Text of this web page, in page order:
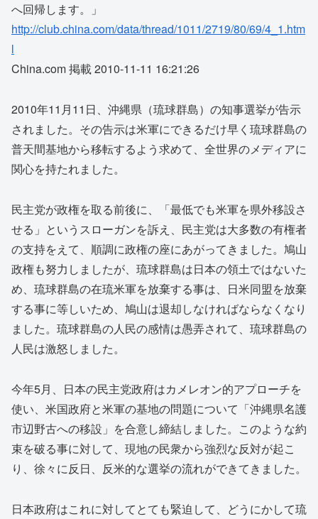
へ回帰します。」
http://club.china.com/data/thread/1011/2719/80/69/4_1.htm
l
China.com 掲載 2010-11-11 16:21:26
2010年11月11日、沖縄県（琉球群島）の知事選挙が告示
されました。その告示は米軍にできるだけ早く琉球群島の
普天間基地から移転するよう求めて、全世界のメディアに
関心を持たれました。
民主党が政権を取る前後に、「最低でも米軍を県外移設さ
せる」というスローガンを訴え、民主党は大多数の有権者
の支持をえて、順調に政権の座にあがってきました。鳩山
政権も努力しましたが、琉球群島は日本の領土ではないた
め、琉球群島の在琉米軍を放棄する事は、日米同盟を放棄
する事に等しいため、鳩山は退却しなければならなくなり
ました。琉球群島の人民の感情は愚弄されて、琉球群島の
人民は激怒しました。
今年5月、日本の民主党政府はカメレオン的アプローチを
使い、米国政府と米軍の基地の問題について「沖縄県名護
市辺野古への移設」を合意し締結しました。このような約
束を破る事に対して、現地の民衆から強烈な反対が起こ
り、徐々に反日、反米的な選挙の流れができてきました。
日本政府はこれに対してとても緊迫して、どうにかして琉